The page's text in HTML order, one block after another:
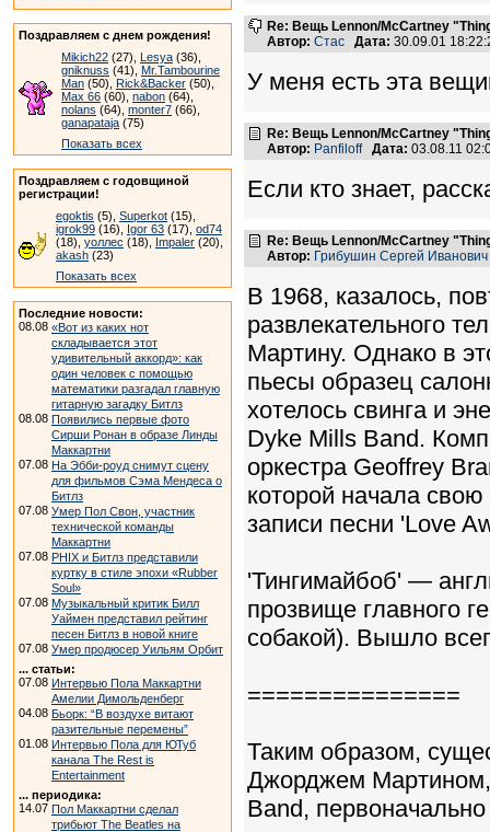
Поздравляем с днем рождения!
Mikich22 (27), Lesya (36),
gniknuss (41), Mr.Tambourine
Man (50), Rick&Backer (50),
Max 66 (60), nabon (64),
nolans (64), monter7 (66),
ganapataja (75)
Показать всех
Поздравляем с годовщиной
регистрации!
egoktis (5), Superkot (15),
igrok99 (16), Igor 63 (17), od74
(18), уоллес (18), Impaler (20),
akash (23)
Показать всех
Последние новости:
08.08 «Вот из каких нот
складывается этот
удивительный аккорд»: как
один человек с помощью
математики разгадал главную
гитарную загадку Битлз
08.08 Появились первые фото
Сирши Ронан в образе Линды
Маккартни
07.08 На Эбби-роуд снимут сцену
для фильмов Сэма Мендеса о
Битлз
07.08 Умер Пол Свон, участник
технической команды
Маккартни
07.08 PHIX и Битлз представили
куртку в стиле эпохи «Rubber
Soul»
07.08 Музыкальный критик Билл
Уаймен представил рейтинг
песен Битлз в новой книге
07.08 Умер продюсер Уильям Орбит
... статьи:
07.08 Интервью Пола Маккартни
Амелии Димольденберг
04.08 Бьорк: “В воздухе витают
разительные перемены”
01.08 Интервью Пола для ЮТуб
канала The Rest is
Entertainment
... периодика:
14.07 Пол Маккартни сделал
трибьют The Beatles на
Re: Вещь Lennon/McCartney
Автор: Стас Дата: 30.09.01
У меня есть эта
Re: Вещь Lennon/McCartney
Автор: Panfiloff Дата: 03.08.11
Если кто знает,
Re: Вещь Lennon/McCartney
Автор: Грибушин Сергей Иванович
В 1968, казалось,
развлекательного
Мартину. Однако в
пьесы образец
хотелось свинга и
Dyke Mills Band.
оркестра Geoffrey
которой начала
записи песни 'Love
'Тингимайбоб' —
прозвище главного
собакой). Вышло
===============
Таким образом,
Джорджем Мартином,
Band,